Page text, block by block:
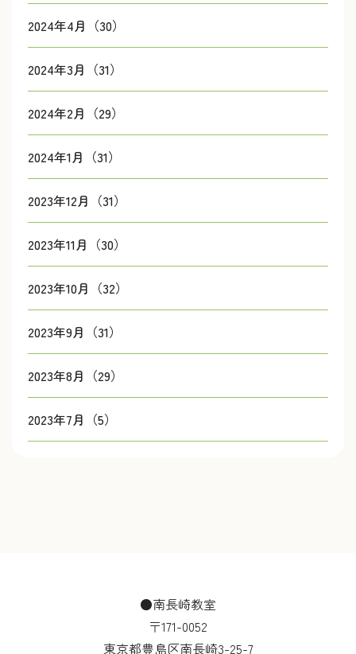
2024年4月（30）
2024年3月（31）
2024年2月（29）
2024年1月（31）
2023年12月（31）
2023年11月（30）
2023年10月（32）
2023年9月（31）
2023年8月（29）
2023年7月（5）
●南長崎教室
〒171-0052
東京都豊島区南長崎3-25-7